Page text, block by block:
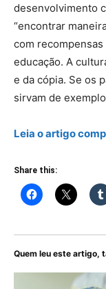
desenvolvimento
“encontrar
com
educação. A
e da cópia. Se os
sirvam de
Leia o artigo
Share this:
Quem leu este artigo,